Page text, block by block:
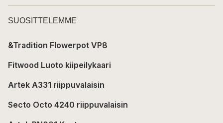
SUOSITTELEMME
&Tradition Flowerpot VP8
Fitwood Luoto kiipeilykaari
Artek A331 riippuvalaisin
Secto Octo 4240 riippuvalaisin